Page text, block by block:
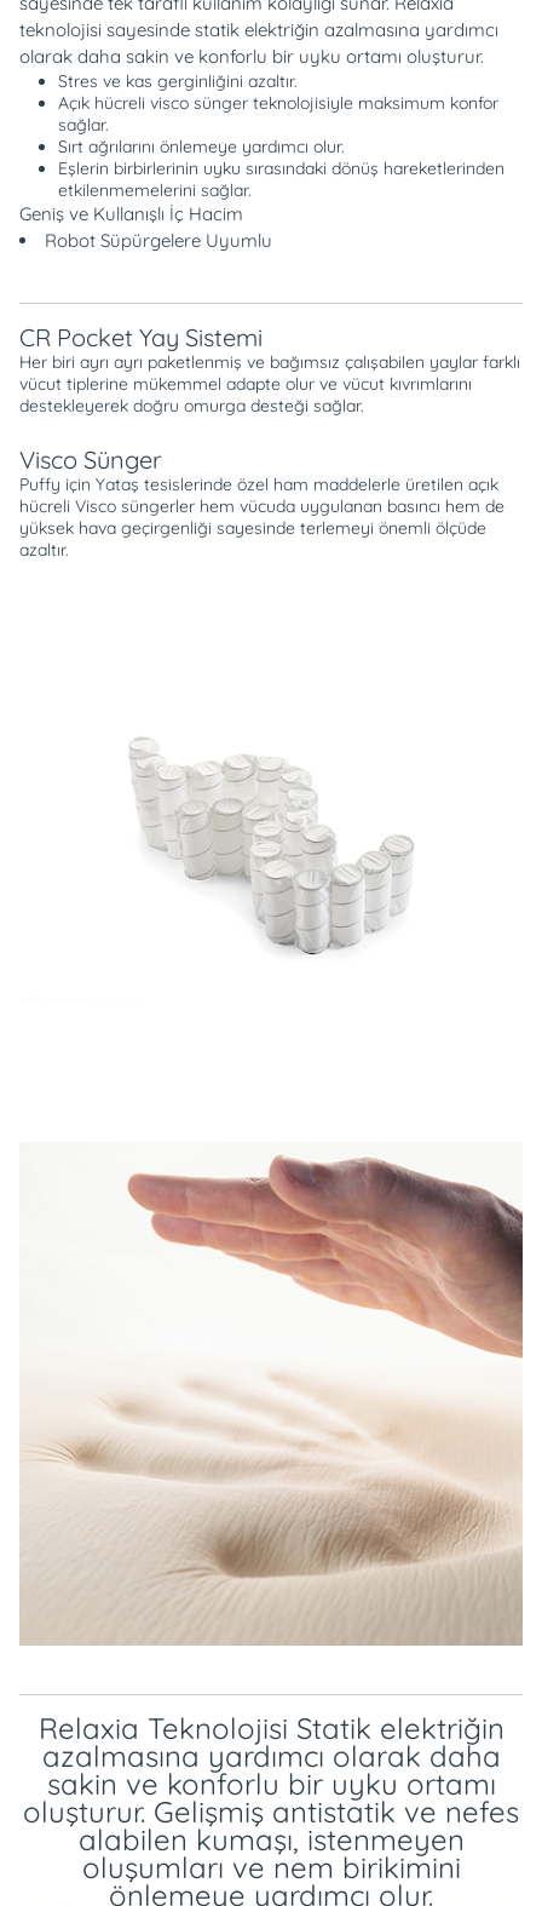
teknolojisi sayesinde statik elektriğin azalmasına yardımcı
olarak daha sakin ve konforlu bir uyku ortamı oluşturur.
Stres ve kas gerginliğini azaltır.
Açık hücreli visco sünger teknolojisiyle maksimum konfor
sağlar.
Sırt ağrılarını önlemeye yardımcı olur.
Eşlerin birbirlerinin uyku sırasındaki dönüş hareketlerinden
etkilenmemelerini sağlar.
Geniş ve Kullanışlı İç Hacim
Robot Süpürgelere Uyumlu
CR Pocket Yay Sistemi
Her biri ayrı ayrı paketlenmiş ve bağımsız çalışabilen yaylar farklı
vücut tiplerine mükemmel adapte olur ve vücut kıvrımlarını
destekleyerek doğru omurga desteği sağlar.
Visco Sünger
Puffy için Yataş tesislerinde özel ham maddelerle üretilen açık
hücreli Visco süngerler hem vücuda uygulanan basıncı hem de
yüksek hava geçirgenliği sayesinde terlemeyi önemli ölçüde
azaltır.
Relaxia Teknolojisi Statik elektriğin
azalmasına yardımcı olarak daha
sakin ve konforlu bir uyku ortamı
oluşturur. Gelişmiş antistatik ve nefes
alabilen kumaşı, istenmeyen
oluşumları ve nem birikimini
önlemeye yardımcı olur.